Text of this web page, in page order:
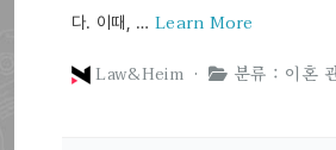
다. 이때, …Learn More
Law&Heim ·
분류 : 이혼